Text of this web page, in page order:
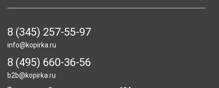
8 (345) 257-55-97
info@kopirka.ru
8 (495) 660-36-56
b2b@kopirka.ru